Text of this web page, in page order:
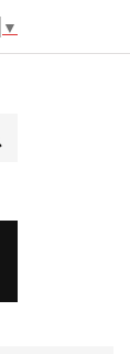
▼